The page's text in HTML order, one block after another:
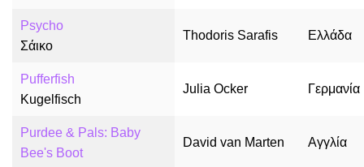
Psycho
Σάικο
Thodoris Sarafis Ελλάδα
Pufferfish
Kugelfisch
Julia Ocker Γερμανία
Purdee & Pals: Baby
Bee's Boot
David van Marten Αγγλία